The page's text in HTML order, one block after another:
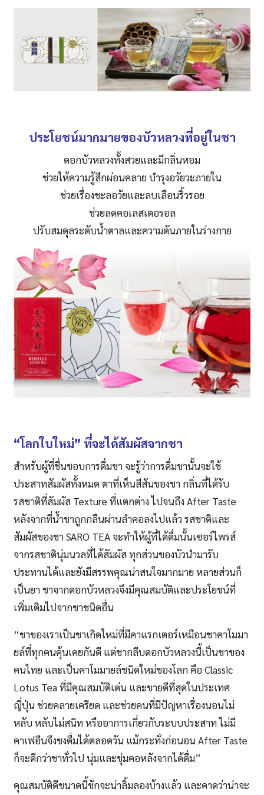
ประโยชน์มากมายของบัวหลวงที่อยู่ในชา
ดอกบัวหลวงทั้งสวยและมีกลิ่นหอม
ช่วยให้ความรู้สึกผ่อนคลาย บำรุงอวัยวะภายใน
ช่วยเรื่องชะลอวัยและลบเลือนริ้วรอย
ช่วยลดคอเลสเตอรอล
ปรับสมดุลระดับน้ำตาลและความดันภายในร่างกาย
“โลกใบใหม่” ที่จะได้สัมผัสจากชา
สำหรับผู้ที่ชื่นชอบการดื่มชา จะรู้ว่าการดื่มชานั้นจะใช้
ประสาทสัมผัสทั้งหมด ตาที่เห็นสีสันของชา กลิ่นที่ได้รับ
รสชาติที่สัมผัส Texture ที่แตกต่าง ไปจนถึง After Taste
หลังจากที่น้ำชาถูกกลืนผ่านลำคอลงไปแล้ว รสชาติและ
สัมผัสของชา SARO TEA จะทำให้ผู้ที่ได้ดื่มนั้นเซอร์ไพรส์
จากรสชาตินุ่มนวลที่ได้สัมผัส ทุกส่วนของบัวนำมารับ
ประทานได้และยังมีสรรพคุณน่าสนใจมากมาย หลายส่วนก็
เป็นยา ชาจากดอกบัวหลวงจึงมีคุณสมบัติและประโยชน์ที่
เพิ่มเติมไปจากชาชนิดอื่น
“ชาของเราเป็นชาเกิดใหม่ที่มีคาแรกเตอร์เหมือนชาคาโมมา
ยล์ที่ทุกคนคุ้นเคยกันดี แต่ชากลีบดอกบัวหลวงนี้เป็นชาของ
คนไทย และเป็นคาโมมายล์ชนิดใหม่ของโลก คือ Classic
Lotus Tea ที่มีคุณสมบัติเด่น และขายดีที่สุดในประเทศ
ญี่ปุ่น ช่วยคลายเครียด และช่วยคนที่มีปัญหาเรื่องนอนไม่
หลับ หลับไม่สนิท หรืออาการเกี่ยวกับระบบประสาท ไม่มี
คาเฟอีนจึงชงดื่มได้ตลอดวัน แม้กระทั่งก่อนอน After Taste
ก็จะดีกว่าชาทั่วไป นุ่มและชุ่มคอหลังจากได้ดื่ม”
คุณสมบัติดีขนาดนี้ชักจะน่าลิ้มลองบ้างแล้ว และคาดว่าน่าจะ